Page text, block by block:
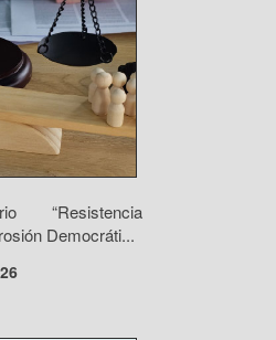
“Resistencia
Democráti...